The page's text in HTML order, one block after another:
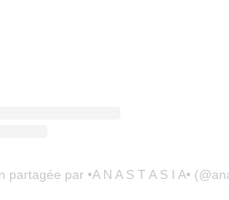
partagée par •A N A S T A S I A•